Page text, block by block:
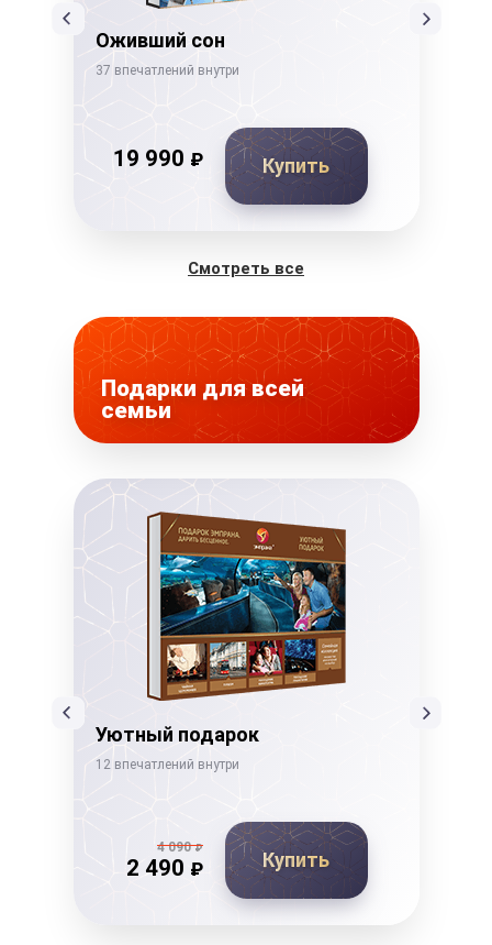
Оживший сон
37 впечатлений внутри
19 990 ₽ Купить
Смотреть все
Подарки для всей
семьи
Уютный подарок
12 впечатлений внутри
4 090₽
2 490 ₽ Купить